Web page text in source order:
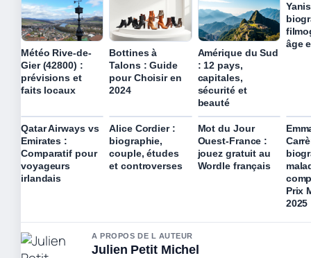
Météo Rive-de-
Gier (42800) :
prévisions et
faits locaux
Bottines à
Talons : Guide
pour Choisir en
2024
Amérique du Sud
: 12 pays,
capitales,
sécurité et
beauté
âge
Qatar Airways vs
Emirates :
Comparatif pour
voyageurs
irlandais
Alice Cordier :
biographie,
couple, études
et controverses
Mot du Jour
Ouest-France :
jouez gratuit au
Wordle français
Prix
2025
A PROPOS DE L AUTEUR
Julien Petit Michel